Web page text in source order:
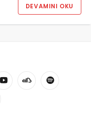
DEVAMINI OKU